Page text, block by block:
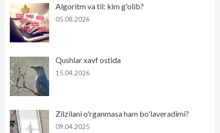
Algoritm va til: kim g'olib?
05.08.2026
Qushlar xavf ostida
15.04.2026
Zilzilani o'rganmasa ham bo'laveradimi?
09.04.2025